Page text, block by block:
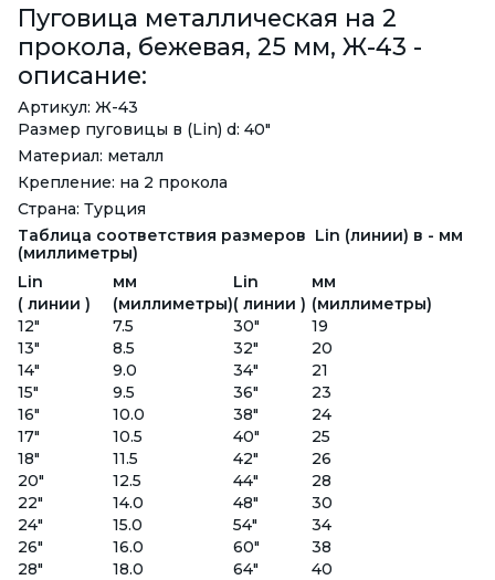
Пуговица металлическая на 2
прокола, бежевая, 25 мм, Ж-43 -
описание:
Артикул: Ж-43
Размер пуговицы в (Lin) d: 40"
Материал: металл
Крепление: на 2 прокола
Страна: Турция
Таблица соответствия размеров Lin (линии) в - мм
(миллиметры)
Lin
мм Lin
мм
( линии )
(миллиметры)( линии ) (миллиметры)
12"
7.5 30"
19
13"
8.5 32"
20
14"
9.0 34"
21
15"
9.5 36"
23
16"
10.0 38"
24
17"
10.5 40"
25
18"
11.5 42"
26
20"
12.5 44"
28
22"
14.0 48"
30
24"
15.0 54"
34
26"
16.0 60"
38
28"
18.0 64" 40